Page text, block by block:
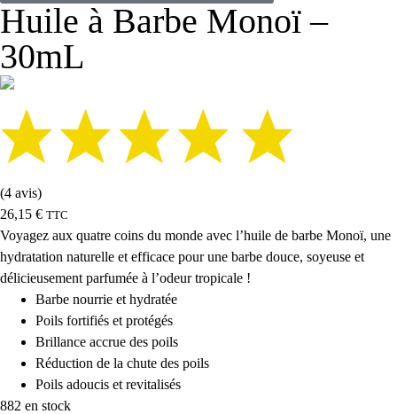
Huile à Barbe Monoï –
30mL
(4 avis)
26,15 € TTC
Voyagez aux quatre coins du monde avec l’huile de barbe Monoï, une
hydratation naturelle et efficace pour une barbe douce, soyeuse et
délicieusement parfumée à l’odeur tropicale !
Barbe nourrie et hydratée
Poils fortifiés et protégés
Brillance accrue des poils
Réduction de la chute des poils
Poils adoucis et revitalisés
882 en stock